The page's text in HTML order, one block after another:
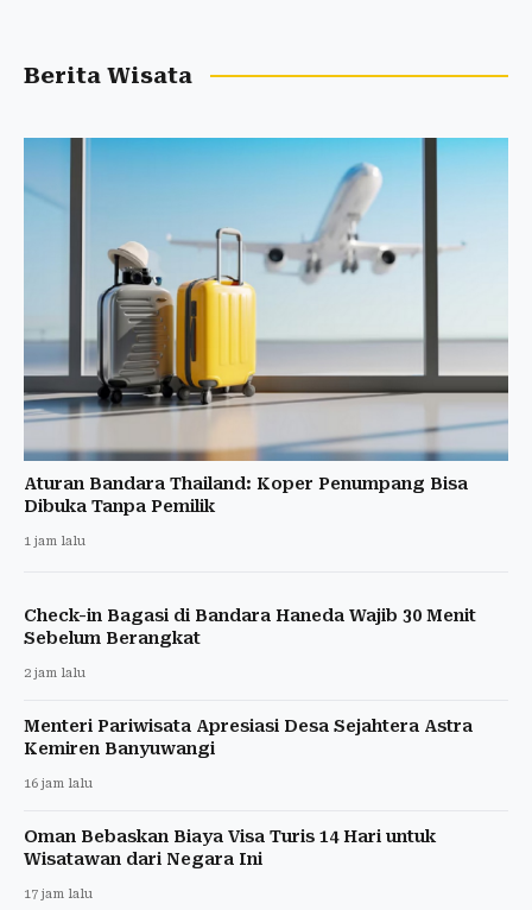
Berita Wisata
Aturan Bandara Thailand: Koper Penumpang Bisa
Dibuka Tanpa Pemilik
1 jam lalu
Check-in Bagasi di Bandara Haneda Wajib 30 Menit
Sebelum Berangkat
2 jam lalu
Menteri Pariwisata Apresiasi Desa Sejahtera Astra
Kemiren Banyuwangi
16 jam lalu
Oman Bebaskan Biaya Visa Turis 14 Hari untuk
Wisatawan dari Negara Ini
17 jam lalu